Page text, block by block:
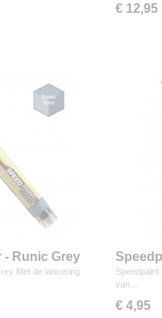
€ 12,95
- Runic Grey
Met de lancering
van…
€ 4,95